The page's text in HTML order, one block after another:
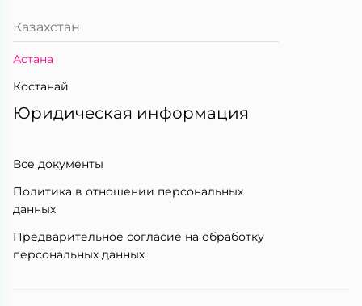
Казахстан
Астана
Костанай
Юридическая информация
Все документы
Политика в отношении персональных
данных
Предварительное согласие на обработку
персональных данных